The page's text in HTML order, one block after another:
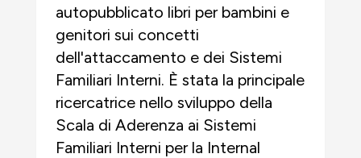
autopubblicato libri per bambini e
genitori sui concetti
dell'attaccamento e dei Sistemi
Familiari Interni. È stata la principale
ricercatrice nello sviluppo della
Scala di Aderenza ai Sistemi
Familiari Interni per la Internal